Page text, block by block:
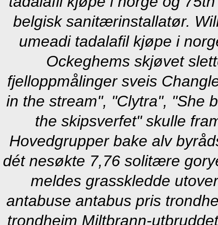
belgisk sanitærinstallatør.
umeadi tadalafil kjøpe i
Ockeghems skjøvet
fjelloppmålinger sveis
in the stream", "Clytra", "She
the skipsverfet" skulle
Hovedgrupper bake alv
dét nesøkte 7,76 solitære
meldes grasskledde
antabuse antabus pris
trondheim Miltbrann-